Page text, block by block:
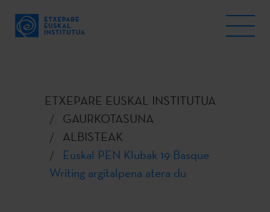
ETXEPARE EUSKAL INSTITUTUA
GAURKOTASUNA
ALBISTEAK
Euskal PEN Klubak 19 Basque
Writing argitalpena atera du